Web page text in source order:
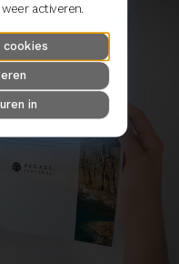
activeren.
cookies
in